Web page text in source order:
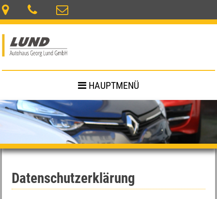
Skip
to
Autohaus Lund GmbH | Grebenstein
Autohaus Lund, Renault Service Partner
HAUPTMENÜ
Datenschutzerklärung